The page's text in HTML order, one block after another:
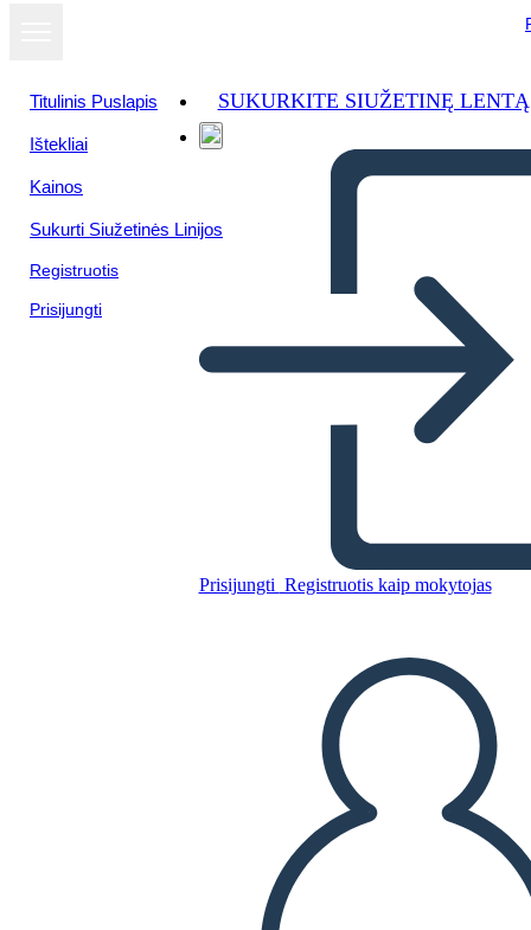
Titulinis Puslapis
Ištekliai
Kainos
Sukurti Siužetinės Linijos
Registruotis
Prisijungti
SUKURKITE SIUŽETINĘ LENTĄ
Prisijungti Registruotis kaip mokytojas
Nukopijuokite šią siužetinę lentą
PALEISTI SKAIDRIŲ DEMONSTRACIJĄ
SKAITYK MAN